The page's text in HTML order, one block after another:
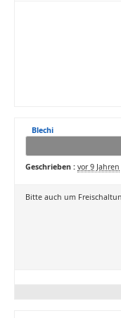
Blechi
Geschrieben : vor 9 Jahren
Bitte auch um